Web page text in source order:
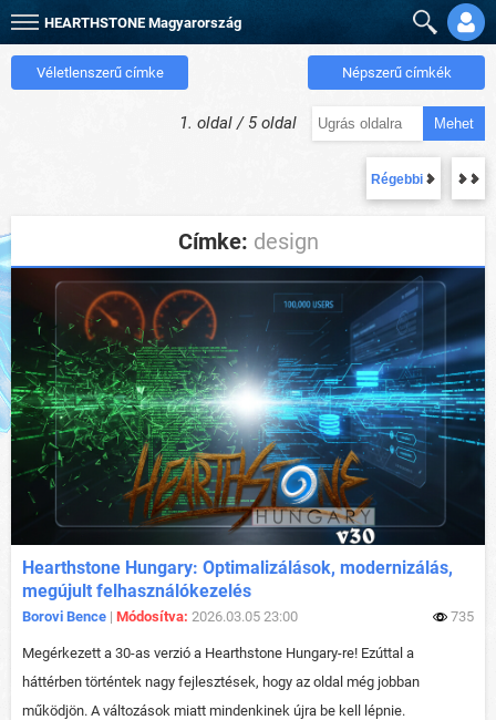
HEARTHSTONE Magyarország
Véletlenszerű címke Népszerű címkék
1. oldal / 5 oldal Mehet
Régebbi
Címke: design
Hearthstone Hungary: Optimalizálások, modernizálás,
megújult felhasználókezelés
Borovi Bence | Módosítva: 2026.03.05 23:00 735
Megérkezett a 30-as verzió a Hearthstone Hungary-re! Ezúttal a
háttérben történtek nagy fejlesztések, hogy az oldal még jobban
működjön. A változások miatt mindenkinek újra be kell lépnie.